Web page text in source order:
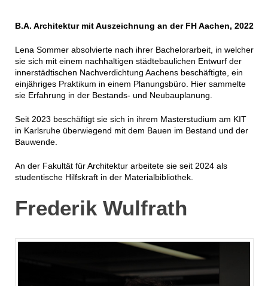
B.A. Architektur mit Auszeichnung an der FH Aachen, 2022
Lena Sommer absolvierte nach ihrer Bachelorarbeit, in welcher
sie sich mit einem nachhaltigen städtebaulichen Entwurf der
innerstädtischen Nachverdichtung Aachens beschäftigte, ein
einjähriges Praktikum in einem Planungsbüro. Hier sammelte
sie Erfahrung in der Bestands- und Neubauplanung.
Seit 2023 beschäftigt sie sich in ihrem Masterstudium am KIT
in Karlsruhe überwiegend mit dem Bauen im Bestand und der
Bauwende.
An der Fakultät für Architektur arbeitete sie seit 2024 als
studentische Hilfskraft in der Materialbibliothek.
Frederik Wulfrath